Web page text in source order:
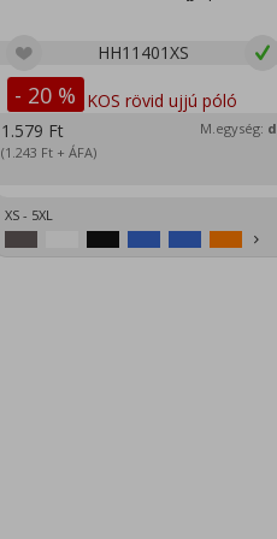
HH11401XS
- 20 %
1.579 Ft
(1.243 Ft+ ÁFA)
M.egység:
XS - 5XL